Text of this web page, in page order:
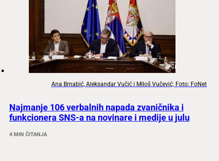
Ana Brnabić, Aleksandar Vučić i Miloš Vučević; Foto: FoNet
Najmanje 106 verbalnih napada zvaničnika i
funkcionera SNS-a na novinare i medije u julu
4 MIN ČITANJA